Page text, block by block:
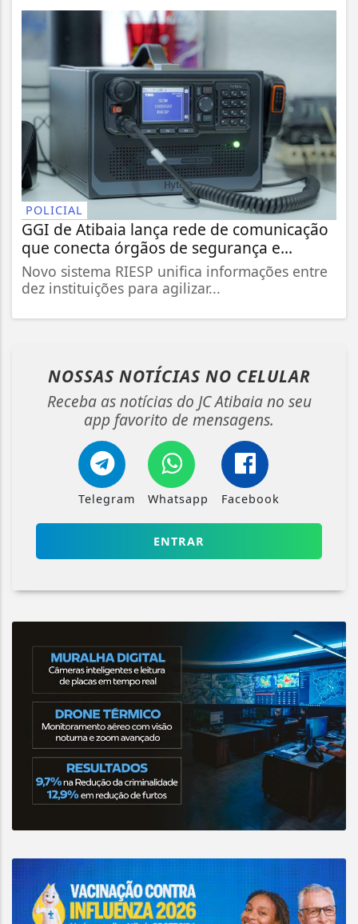
POLICIAL
GGI de Atibaia lança rede de comunicação
que conecta órgãos de segurança e...
Novo sistema RIESP unifica informações entre
dez instituições para agilizar...
NOSSAS NOTÍCIAS NO CELULAR
Receba as notícias do JC Atibaia no seu
app favorito de mensagens.
Telegram Whatsapp Facebook
ENTRAR